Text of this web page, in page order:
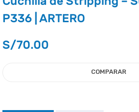
P336 | ARTERO
S/70.00
COMPARAR